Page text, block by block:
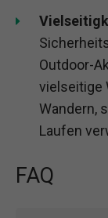
Outdoor-
vielseitige
Wandern,
Laufen
FAQ